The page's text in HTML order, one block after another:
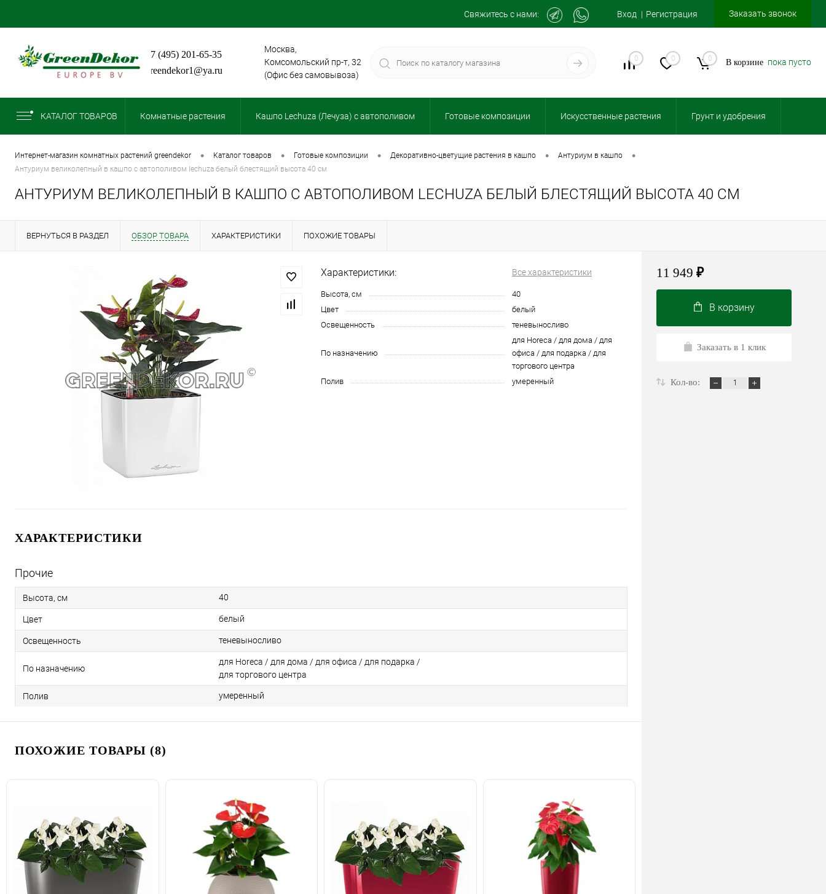
Свяжитесь с нами: Вход Регистрация Заказать звонок
+7 (495) 201-65-35
greendekor1@ya.ru
Москва,
Комсомольский пр-т, 32
(Офис без самовывоза)
0 0 0 В корзине пока пусто
КАТАЛОГ ТОВАРОВ Комнатные растения Кашпо Lechuza (Лечуза) с автополивом Готовые композиции Искусственные растения Грунт и удобрения
интернет-магазин комнатных растений greendekor • каталог товаров • готовые композиции • декоративно-цветущие растения в кашпо • антуриум в кашпо •
антуриум великолепный в кашпо с автополивом lechuza белый блестящий высота 40 см
АНТУРИУМ ВЕЛИКОЛЕПНЫЙ В КАШПО С АВТОПОЛИВОМ LECHUZA БЕЛЫЙ БЛЕСТЯЩИЙ ВЫСОТА 40 СМ
ВЕРНУТЬСЯ В РАЗДЕЛ ОБЗОР ТОВАРА ХАРАКТЕРИСТИКИ ПОХОЖИЕ ТОВАРЫ
Характеристики: Все характеристики
Высота, см
40
Цвет
белый
Освещенность
теневыносливо
По назначению
для Horeca / для дома / для
офиса / для подарка / для
торгового центра
Полив
умеренный
ХАРАКТЕРИСТИКИ
Прочие
Высота, см 40
Цвет белый
Освещенность теневыносливо
По назначению
для Horeca / для дома / для офиса / для подарка /
для торгового центра
Полив умеренный
ПОХОЖИЕ ТОВАРЫ (8)
11 949 ₽
В корзину
Заказать в 1 клик
Кол-во: